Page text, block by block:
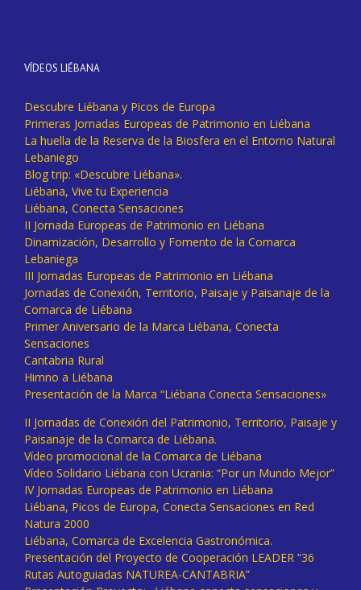
VÍDEOS LIÉBANA
Descubre Liébana y Picos de Europa
Primeras Jornadas Europeas de Patrimonio en Liébana
La huella de la Reserva de la Biosfera en el Entorno Natural
Lebaniego
Blog trip: «Descubre Liébana».
Liébana, Vive tu Experiencia
Liébana, Conecta Sensaciones
II Jornada Europeas de Patrimonio en Liébana
Dinamización, Desarrollo y Fomento de la Comarca
Lebaniega
III Jornadas Europeas de Patrimonio en Liébana
Jornadas de Conexión, Territorio, Paisaje y Paisanaje de la
Comarca de Liébana
Primer Aniversario de la Marca Liébana, Conecta
Sensaciones
Cantabria Rural
Himno a Liébana
Presentación de la Marca “Liébana Conecta Sensaciones»
II Jornadas de Conexión del Patrimonio, Territorio, Paisaje y
Paisanaje de la Comarca de Liébana.
Vídeo promocional de la Comarca de Liébana
Vídeo Solidario Liébana con Ucrania: “Por un Mundo Mejor”
IV Jornadas Europeas de Patrimonio en Liébana
Liébana, Picos de Europa, Conecta Sensaciones en Red
Natura 2000
Liébana, Comarca de Excelencia Gastronómica.
Presentación del Proyecto de Cooperación LEADER “36
Rutas Autoguiadas NATUREA-CANTABRIA”